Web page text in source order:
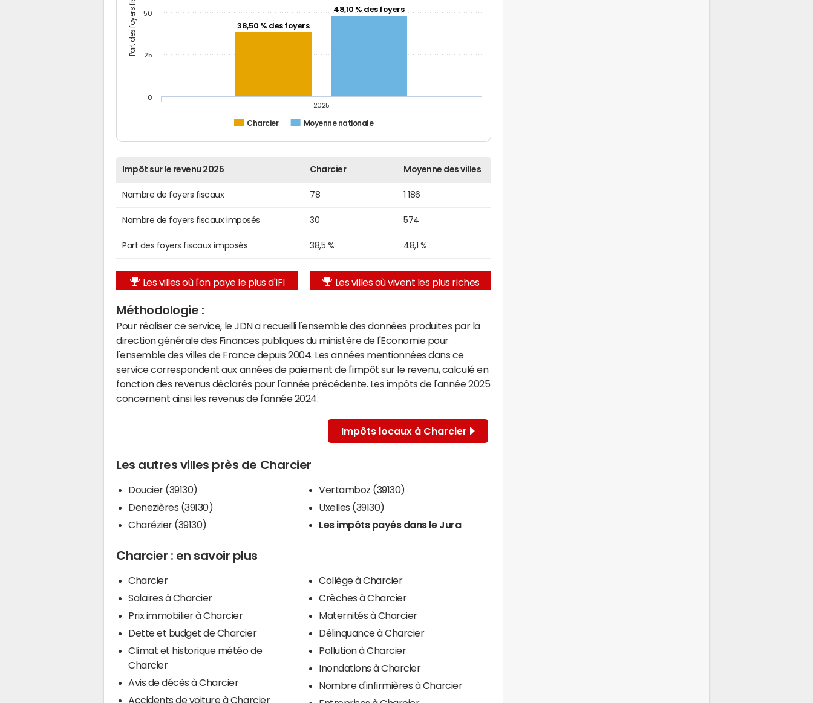
38,50 % des foyers
48,10 % des foyers
Charcier Moyenne nationale
2025
0
25
50
Impôt sur le revenu 2025 Charcier Moyenne des villes
Nombre de foyers fiscaux 78 1 186
Nombre de foyers fiscaux imposés 30 574
Part des foyers fiscaux imposés 38,5 % 48,1 %
Les villes où l'on paye le plus d'IFI Les villes où vivent les plus riches
Méthodologie :
Pour réaliser ce service, le JDN a recueilli l'ensemble des données produites par la
direction générale des Finances publiques du ministère de l'Economie pour
l'ensemble des villes de France depuis 2004. Les années mentionnées dans ce
service correspondent aux années de paiement de l'impôt sur le revenu, calculé en
fonction des revenus déclarés pour l'année précédente. Les impôts de l'année 2025
concernent ainsi les revenus de l'année 2024.
Impôts locaux à Charcier
Les autres villes près de Charcier
Doucier (39130)
Denezières (39130)
Charézier (39130)
Vertamboz (39130)
Uxelles (39130)
Les impôts payés dans le Jura
Charcier : en savoir plus
Charcier
Salaires à Charcier
Prix immobilier à Charcier
Dette et budget de Charcier
Climat et historique météo de
Charcier
Avis de décès à Charcier
Accidents de voiture à Charcier
Collège à Charcier
Crèches à Charcier
Maternités à Charcier
Délinquance à Charcier
Pollution à Charcier
Inondations à Charcier
Nombre d'infirmières à Charcier